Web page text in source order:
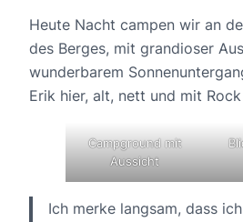
Heute Nacht campen wir an
des Berges, mit grandioser
wunderbarem
Erik hier, alt, nett und mit
Campground mit
Aussicht
Ich merke langsam, dass